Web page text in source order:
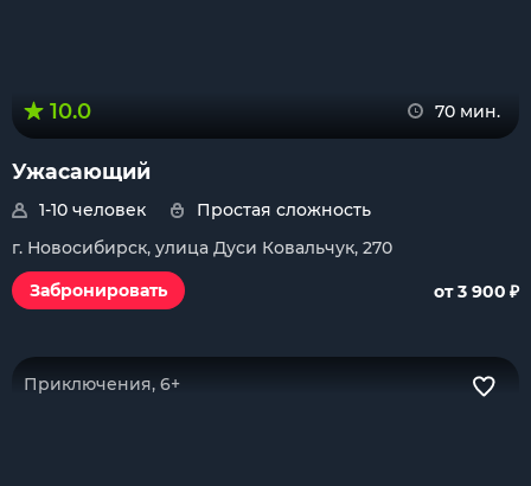
10.0 70 мин.
Ужасающий
1-10 человек
Простая сложность
г. Новосибирск, улица Дуси Ковальчук, 270
Забронировать
от 3 900 ₽
Приключения, 6+